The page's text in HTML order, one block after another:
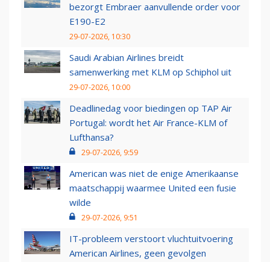
bezorgt Embraer aanvullende order voor
E190-E2
29-07-2026, 10:30
Saudi Arabian Airlines breidt
samenwerking met KLM op Schiphol uit
29-07-2026, 10:00
Deadlinedag voor biedingen op TAP Air
Portugal: wordt het Air France-KLM of
Lufthansa?
29-07-2026, 9:59
American was niet de enige Amerikaanse
maatschappij waarmee United een fusie
wilde
29-07-2026, 9:51
IT-probleem verstoort vluchtuitvoering
American Airlines, geen gevolgen